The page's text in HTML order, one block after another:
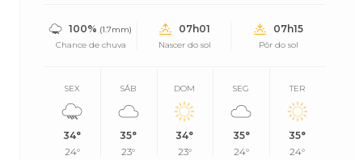
100% (1.7mm)
Chance de chuva
07h01
Nascer do sol
07h15
Pôr do sol
SEX
34°
24°
SÁB
35°
23°
DOM
34°
23°
SEG
35°
24°
TER
35°
24°